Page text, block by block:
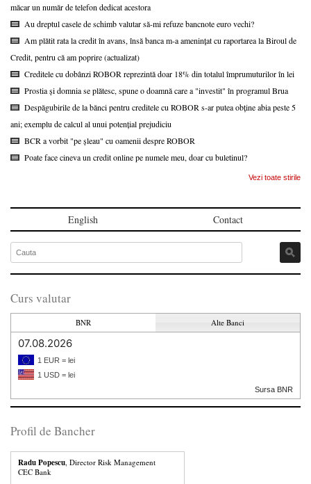
măcar un număr de telefon dedicat acestora
Au dreptul casele de schimb valutar să-mi refuze bancnote euro vechi?
Am plătit rata la credit în avans, însă banca m-a amenințat cu raportarea la Biroul de
Credit, pentru că am poprire (actualizat)
Creditele cu dobânzi ROBOR reprezintă doar 18% din totalul împrumuturilor în lei
Prostia și domnia se plătesc, spune o doamnă care a "investit" în programul Brua
Despăgubirile de la bănci pentru creditele cu ROBOR s-ar putea obține abia peste 5
ani; exemplu de calcul al unui potențial prejudiciu
BCR a vorbit "pe șleau" cu oamenii despre ROBOR
Poate face cineva un credit online pe numele meu, doar cu buletinul?
Vezi toate stirile
English Contact
Curs valutar
BNR Alte Banci
07.08.2026
1 EUR = lei
1 USD = lei
Sursa BNR
Profil de Bancher
Radu Popescu , Director Risk Management
CEC Bank